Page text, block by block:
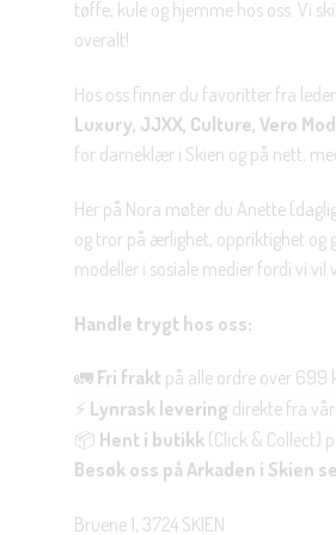
tøffe, kule og hjemme hos oss. Vi
overalt!
Hos oss finner du favoritter fra
Luxury, JJXX, Culture, Vero
for dameklær i Skien og på nett,
Her på Nora møter du Anette
og tror på ærlighet, oppriktighet og
modeller i sosiale medier fordi vi vil
Handle trygt hos oss:
🚛 Fri frakt på alle ordre over 699
⚡ Lynrask levering direkte fra
📦 Hent i butikk (Click & Collect)
Besøk oss på Arkaden i Skien
Bruene 1, 3724 SKIEN